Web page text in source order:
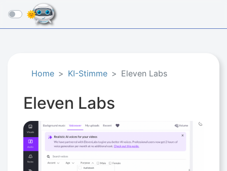
☰
Home KI-Stimme Eleven Labs
Eleven Labs